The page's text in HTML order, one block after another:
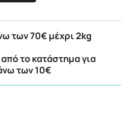
των 70€ μέχρι 2kg
το κατάστημα για
των 10€